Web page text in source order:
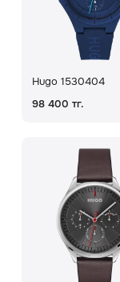
Hugo 1530404
98 400 тг.